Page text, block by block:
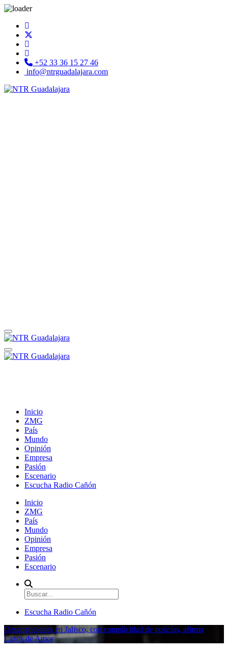
+52 33 36 15 27 46
info@ntrguadalajara.com
Inicio
ZMG
País
Mundo
Opinión
Empresa
Pasión
Escenario
Escucha Radio Cañón
Inicio
ZMG
País
Mundo
Opinión
Empresa
Pasión
Escenario
Escucha Radio Cañón
Desapariciones en Jalisco, con complicidad de policías, afirma
Lazos de Amor